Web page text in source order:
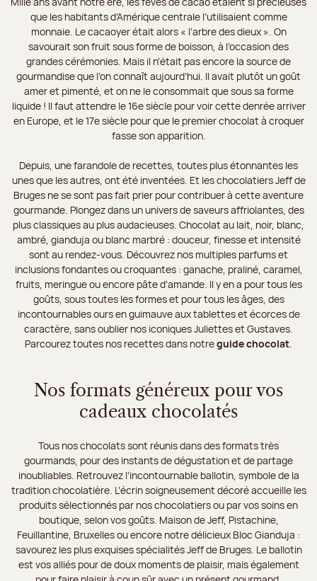
que les habitants d’Amérique centrale l’utilisaient comme
monnaie. Le cacaoyer était alors « l’arbre des dieux ». On
savourait son fruit sous forme de boisson, à l’occasion des
grandes cérémonies. Mais il n’était pas encore la source de
gourmandise que l’on connaît aujourd’hui. Il avait plutôt un goût
amer et pimenté, et on ne le consommait que sous sa forme
liquide ! Il faut attendre le 16e siècle pour voir cette denrée arriver
en Europe, et le 17e siècle pour que le premier chocolat à croquer
fasse son apparition.
Depuis, une farandole de recettes, toutes plus étonnantes les
unes que les autres, ont été inventées. Et les chocolatiers Jeff de
Bruges ne se sont pas fait prier pour contribuer à cette aventure
gourmande. Plongez dans un univers de saveurs affriolantes, des
plus classiques au plus audacieuses. Chocolat au lait, noir, blanc,
ambré, gianduja ou blanc marbré : douceur, finesse et intensité
sont au rendez-vous. Découvrez nos multiples parfums et
inclusions fondantes ou croquantes : ganache, praliné, caramel,
fruits, meringue ou encore pâte d’amande. Il y en a pour tous les
goûts, sous toutes les formes et pour tous les âges, des
incontournables ours en guimauve aux tablettes et écorces de
caractère, sans oublier nos iconiques Juliettes et Gustaves.
Parcourez toutes nos recettes dans notreguide chocolat
Nos formats généreux pour vos
cadeaux chocolatés
Tous nos chocolats sont réunis dans des formats très
gourmands, pour des instants de dégustation et de partage
inoubliables. Retrouvez l’incontournable ballotin, symbole de la
tradition chocolatière. L’écrin soigneusement décoré accueille les
produits sélectionnés par nos chocolatiers ou par vos soins en
boutique, selon vos goûts. Maison de Jeff, Pistachine,
Feuillantine, Bruxelles ou encore notre délicieux Bloc Gianduja :
savourez les plus exquises spécialités Jeff de Bruges. Le ballotin
est vos alliés pour de doux moments de plaisir, mais également